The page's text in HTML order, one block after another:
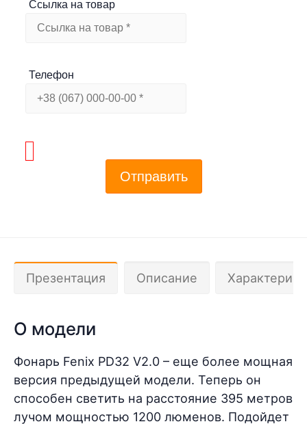
Ссылка на товар
Телефон
Отправить
Презентация Описание
О модели
Фонарь Fenix PD32 V2.0 – еще более мощная
версия предыдущей модели. Теперь он
способен светить на расстояние 395 метров
лучом мощностью 1200 люменов. Подойдет